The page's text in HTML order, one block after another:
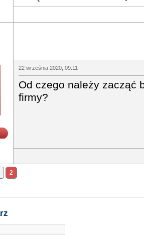
22 września 2020, 09:11
Od czego należy zacząć
firmy?
2